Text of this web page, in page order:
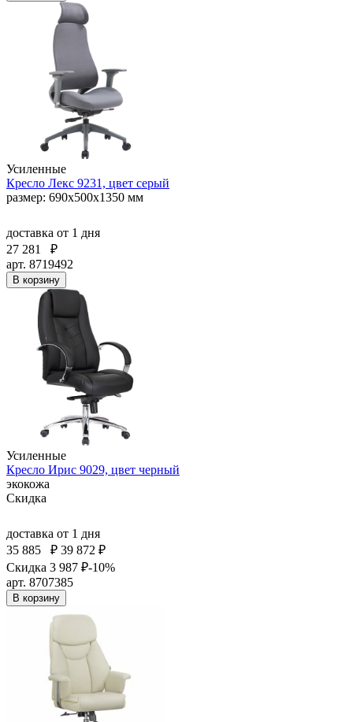
Усиленные
Кресло Лекс 9231, цвет серый
размер: 690х500х1350 мм
доставка от 1 дня
27 281
₽
арт. 8719492
В корзину
Усиленные
Кресло Ирис 9029, цвет черный
экокожа
Скидка
доставка от 1 дня
35 885
₽ 39 872 ₽
Скидка 3 987 ₽-10%
арт. 8707385
В корзину